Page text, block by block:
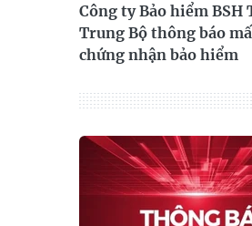
Công ty Bảo hiểm BSH
Trung Bộ thông báo
chứng nhận bảo hiểm